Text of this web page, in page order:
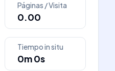
Páginas / Visita
0.00
Tiempo in situ
0m 0s